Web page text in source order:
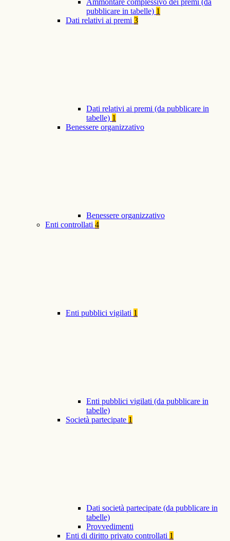
Ammontare complessivo dei premi (da
pubblicare in tabelle) 1
Dati relativi ai premi 3
Dati relativi ai premi (da pubblicare in
tabelle) 1
Benessere organizzativo
Benessere organizzativo
Enti controllati 4
Enti pubblici vigilati 1
Enti pubblici vigilati (da pubblicare in
tabelle)
Società partecipate 1
Dati società partecipate (da pubblicare in
tabelle)
Provvedimenti
Enti di diritto privato controllati 1